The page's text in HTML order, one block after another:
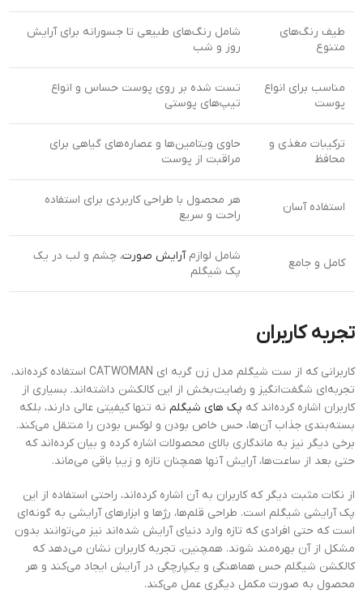
طیف رنگ‌های
متنوع
شامل رنگ‌های طبیعی تا جسورانه برای آرایش
روز و شب
مناسب برای انواع
پوست
تست شده بر روی پوست حساس و انواع
تیپ‌های پوستی
ترکیبات مغذی و
محافظ
حاوی ویتامین‌ها و عصاره‌های گیاهی برای
مراقبت از پوست
استفاده آسان
هر محصول با طراحی کاربردی برای استفاده
راحت و سریع
کامل و جامع شامل لوازمآرایش صورت، چشم و لب در یک
پک شیگلم
تجربه کاربران
کاربرانی که از ست شیگلم مدل زن گربه ای CATWOMAN استفاده کرده‌اند،
تجربه‌ای شگفت‌انگیز و رضایت‌بخش از این کالکشن داشته‌اند. بسیاری از
کاربران اشاره کرده‌اند که پک های شیگلم نه تنها کیفیتی عالی دارند، بلکه
بسته‌بندی جذاب آن‌ها، حس خاص بودن و لوکس بودن را منتقل می‌کند.
برخی دیگر نیز به ماندگاری بالای محصولات اشاره کرده و بیان کرده‌اند که
حتی بعد از ساعت‌ها، آرایش آنها همچنان تازه و زیبا باقی می‌ماند.
از نکات مثبت دیگر که کاربران به آن اشاره کرده‌اند، راحتی استفاده از این
پک آرایشی شیگلم است. طراحی قلم‌ها، رژها و ابزارهای آرایشی به گونه‌ای
است که حتی افرادی که تازه وارد دنیای آرایش شده‌اند نیز می‌توانند بدون
مشکل از آن بهره‌مند شوند. همچنین، تجربه کاربران نشان می‌دهد که
کالکشن شیگلم حس هماهنگی و یکپارچگی در آرایش ایجاد می‌کند و هر
محصول به صورت مکمل دیگری عمل می‌کند.